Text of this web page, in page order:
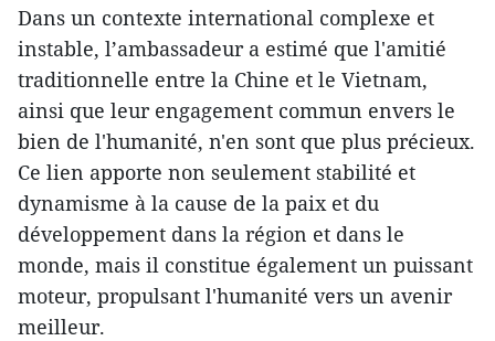
Dans un contexte international complexe et
instable, l’ambassadeur a estimé que l'amitié
traditionnelle entre la Chine et le Vietnam,
ainsi que leur engagement commun envers le
bien de l'humanité, n'en sont que plus précieux.
Ce lien apporte non seulement stabilité et
dynamisme à la cause de la paix et du
développement dans la région et dans le
monde, mais il constitue également un puissant
moteur, propulsant l'humanité vers un avenir
meilleur.